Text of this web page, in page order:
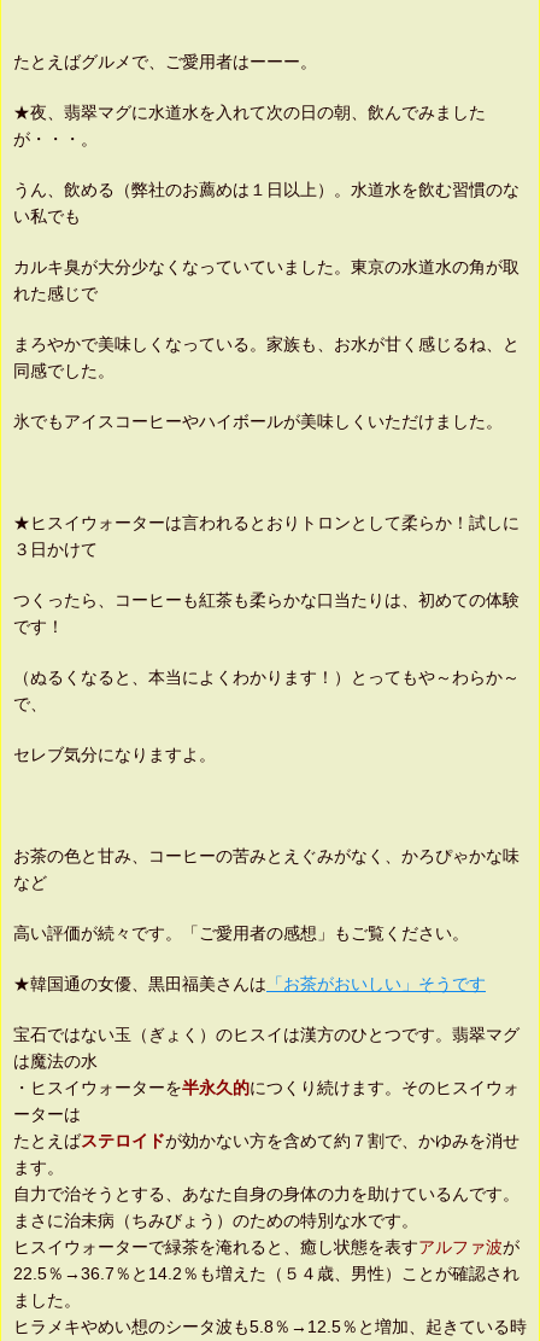
たとえばグルメで、ご愛用者はーーー。
★夜、翡翠マグに水道水を入れて次の日の朝、飲んでみました
が・・・。
うん、飲める（弊社のお薦めは１日以上）。水道水を飲む習慣のな
い私でも
カルキ臭が大分少なくなっていていました。東京の水道水の角が取
れた感じで
まろやかで美味しくなっている。家族も、お水が甘く感じるね、と
同感でした。
氷でもアイスコーヒーやハイボールが美味しくいただけました。
★ヒスイウォーターは言われるとおりトロンとして柔らか！試しに
３日かけて
つくったら、コーヒーも紅茶も柔らかな口当たりは、初めての体験
です！
（ぬるくなると、本当によくわかります！）とってもや～わらか～
で、
セレブ気分になりますよ。
お茶の色と甘み、コーヒーの苦みとえぐみがなく、かろぴゃかな味
など
高い評価が続々です。「ご愛用者の感想」もご覧ください。
★韓国通の女優、黒田福美さんは 「お茶がおいしい」そうです
宝石ではない玉（ぎょく）のヒスイは漢方のひとつです。翡翠マグ
は魔法の水
・ヒスイウォーターを半永久的につくり続けます。そのヒスイウォ
ーターは
たとえばステロイドが効かない方を含めて約７割で、かゆみを消せ
ます。
自力で治そうとする、あなた自身の身体の力を助けているんです。
まさに治未病（ちみびょう）のための特別な水です。
ヒスイウォーターで緑茶を淹れると、癒し状態を表すアルファ波が
22.5％→36.7％と14.2％も増えた（５４歳、男性）ことが確認され
ました。
ヒラメキやめい想のシータ波も5.8％→12.5％と増加、起きている時